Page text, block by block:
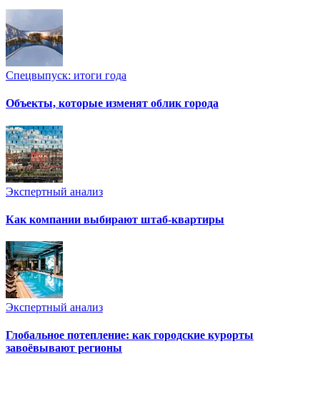
Спецвыпуск: итоги года
Объекты, которые изменят облик города
Экспертный анализ
Как компании выбирают штаб-квартиры
Экспертный анализ
Глобальное потепление: как городские курорты
завоёвывают регионы